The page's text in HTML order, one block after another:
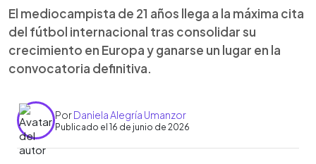
El mediocampista de 21 años llega a la máxima cita
del fútbol internacional tras consolidar su
crecimiento en Europa y ganarse un lugar en la
convocatoria definitiva.
PorDaniela Alegría Umanzor
Publicado el 16 de junio de 2026